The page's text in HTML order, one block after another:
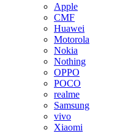
Apple
CMF
Huawei
Motorola
Nokia
Nothing
OPPO
POCO
realme
Samsung
vivo
Xiaomi